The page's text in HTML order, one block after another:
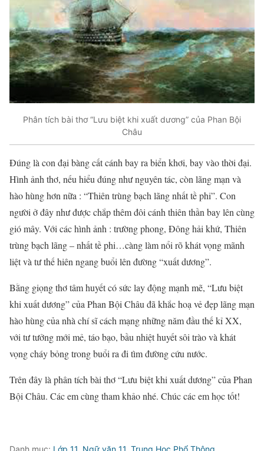
Phân tích bài thơ “Lưu biệt khi xuất dương” của Phan Bội
Châu
Đúng là con đại bàng cất cánh bay ra biển khơi, bay vào thời đại.
Hình ảnh thơ, nếu hiểu đúng như nguyên tác, còn lãng mạn và
hào hùng hơn nữa : “Thiên trùng bạch lãng nhất tề phi”. Con
người ở đây như được chắp thêm đôi cánh thiên thần bay lên cùng
gió mây. Với các hình ảnh : trường phong, Đông hải khứ, Thiên
trùng bạch lãng – nhất tề phi…càng làm nổi rõ khát vọng mãnh
liệt và tư thế hiên ngang buổi lên đường “xuất dương”.
Bằng giọng thơ tâm huyết có sức lay động mạnh mẽ, “Lưu biệt
khi xuất dương” của Phan Bội Châu đã khắc hoạ vẻ đẹp lãng mạn
hào hùng của nhà chí sĩ cách mạng những năm đầu thế kỉ XX,
với tư tưởng mới mẻ, táo bạo, bầu nhiệt huyết sôi trào và khát
vọng cháy bỏng trong buổi ra đi tìm đường cứu nước.
Trên đây là phân tích bài thơ “Lưu biệt khi xuất dương” của Phan
Bội Châu. Các em cùng tham khảo nhé. Chúc các em học tốt!
Danh mục: Lớp 11 Ngữ văn 11 Trung Học Phổ Thông